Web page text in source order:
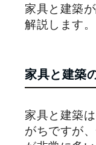
家具と建築
解説します。
家具と建築
家具と建築
がちですが